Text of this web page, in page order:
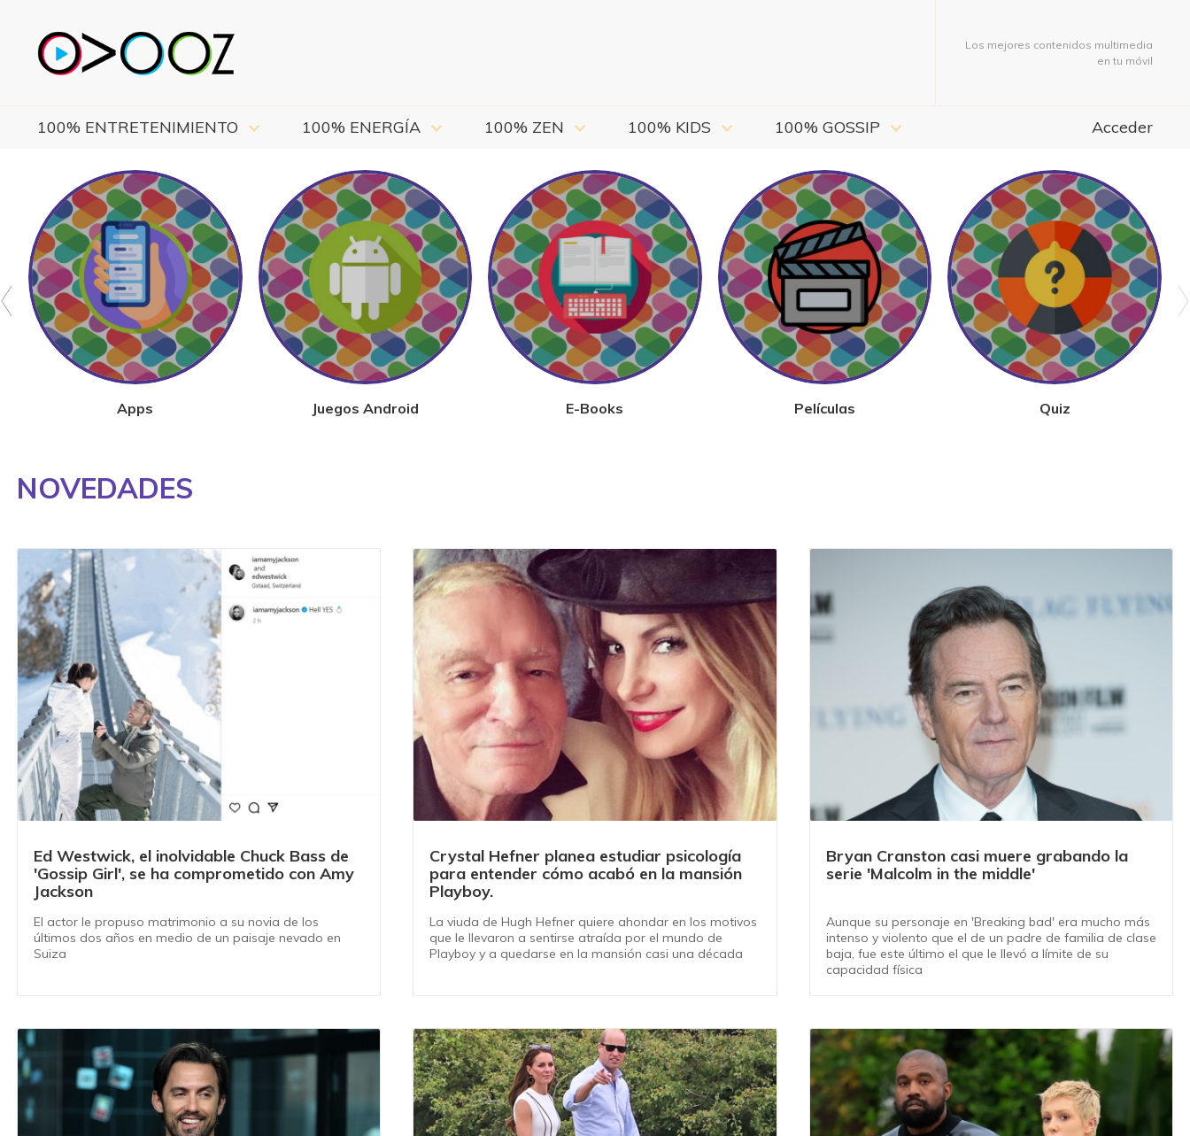
Los mejores contenidos multimedia
en tu móvil
100% ENTRETENIMIENTO 100% ENERGÍA 100% ZEN 100% KIDS 100% GOSSIP Acceder
Apps Juegos Android E-Books Películas Quiz
NOVEDADES
Ed Westwick, el inolvidable Chuck Bass de
'Gossip Girl', se ha comprometido con Amy
Jackson
El actor le propuso matrimonio a su novia de los
últimos dos años en medio de un paisaje nevado en
Suiza
Crystal Hefner planea estudiar psicología
para entender cómo acabó en la mansión
Playboy.
La viuda de Hugh Hefner quiere ahondar en los motivos
que le llevaron a sentirse atraída por el mundo de
Playboy y a quedarse en la mansión casi una década
Bryan Cranston casi muere grabando la
serie 'Malcolm in the middle'
Aunque su personaje en 'Breaking bad' era mucho más
intenso y violento que el de un padre de familia de clase
baja, fue este último el que le llevó a límite de su
capacidad física